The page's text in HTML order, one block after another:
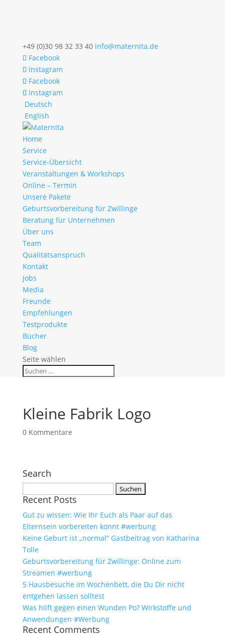
+49 (0)30 98 32 33 40 info@maternita.de
Facebook
Instagram
Facebook
Instagram
Deutsch
English
Home
Service
Service-Übersicht
Veranstaltungen & Workshops
Online – Termin
Unsere Pakete
Geburtsvorbereitung für Zwillinge
Beratung für Unternehmen
Über uns
Team
Qualitätsanspruch
Kontakt
Jobs
Media
Freunde
Empfehlungen
Testprodukte
Bücher
Blog
Seite wählen
Kleine Fabrik Logo
0 Kommentare
Search
nach:
Recent Posts
Gut zu wissen: Wie Ihr Euch als Paar auf das
Elternsein vorbereiten könnt #werbung
Keine Geburt ist „normal“ Gastbeitrag von Katharina
Tolle
Geburtsvorbereitung für Zwillinge: Online zum
Streamen #werbung
5 Hausbesuche im Wochenbett, die Du Dir nicht
entgehen lassen solltest
Was hilft gegen einen Wunden Po? Wirkstoffe und
Anwendungen #Werbung
Recent Comments